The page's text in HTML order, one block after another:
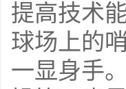
提高技术
球场上的
一显身手